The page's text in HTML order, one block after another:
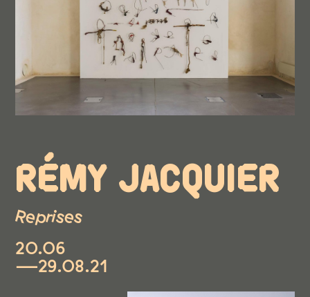
RÉMY JACQUIER
Reprises
20.06
—29.08.21